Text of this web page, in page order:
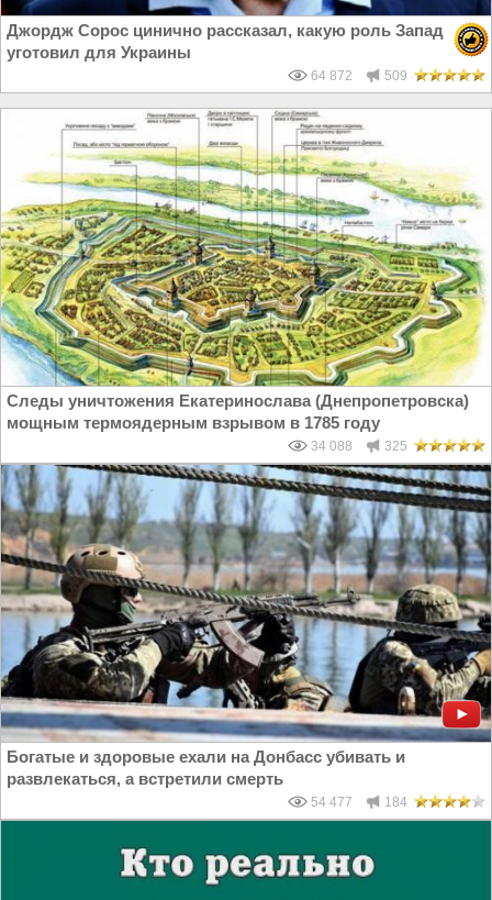
Джордж Сорос цинично рассказал, какую роль Запад
уготовил для Украины
64 872 509
Следы уничтожения Екатеринослава (Днепропетровска)
мощным термоядерным взрывом в 1785 году
34 088 325
Богатые и здоровые ехали на Донбасс убивать и
развлекаться, а встретили смерть
54 477 184